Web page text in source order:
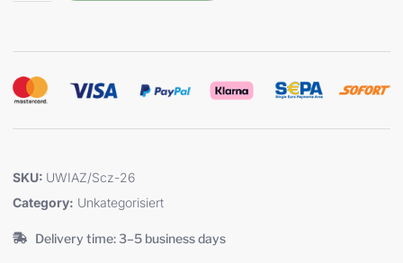
SKU: UWIAZ/Scz-26
Category: Unkategorisiert
Delivery time: 3–5 business days